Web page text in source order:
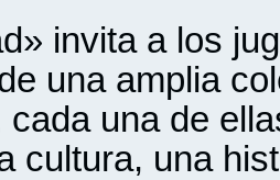
invita a los
una amplia
cada una de
cultura, una